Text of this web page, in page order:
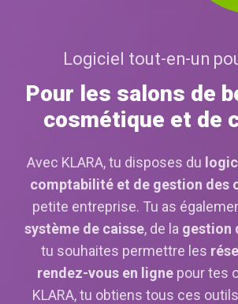
Logiciel tout-en-un
Pour les salons de
cosmétique et de
Avec KLARA, tu disposes du
comptabilité et de gestion des
petite entreprise. Tu as
système de caisse, de la gestion
tu souhaites permettre les
rendez-vous en ligne pour tes
KLARA, tu obtiens tous ces